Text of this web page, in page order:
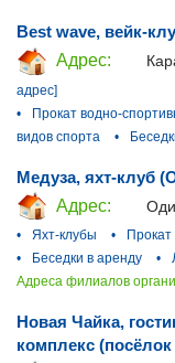
Best wave, вейк-
Адрес:
адрес]
•
Прокат водно-
видов спорта
•
Медуза, яхт-клуб
Адрес:
•
Яхт-клубы •
•
Беседки в аренду •
Адреса филиалов
Новая Чайка,
комплекс